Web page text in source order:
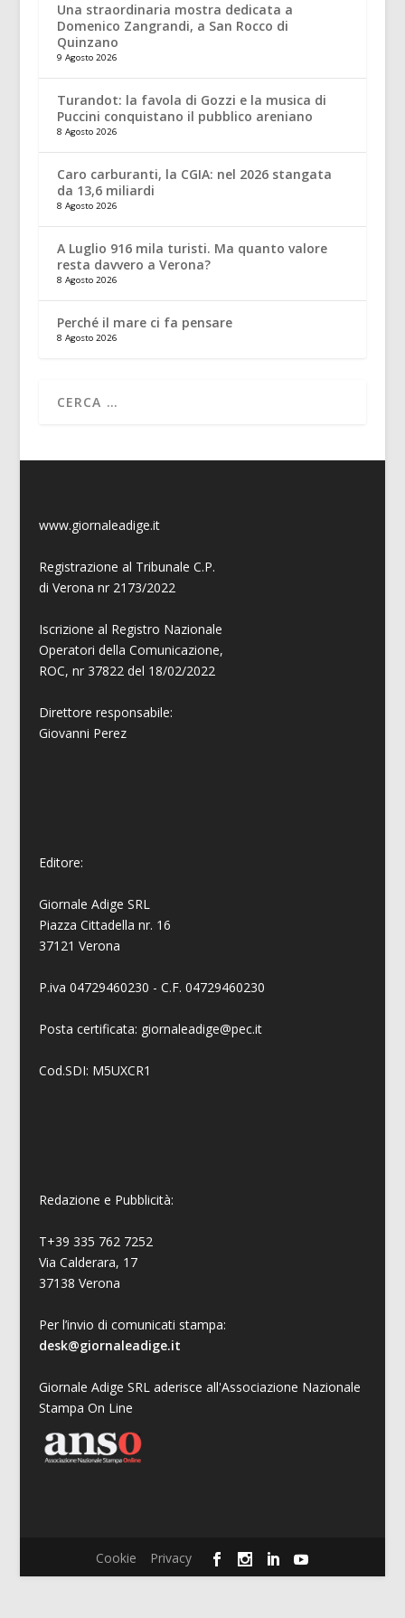
Una straordinaria mostra dedicata a
Domenico Zangrandi, a San Rocco di
Quinzano
9 Agosto 2026
Turandot: la favola di Gozzi e la musica di
Puccini conquistano il pubblico areniano
8 Agosto 2026
Caro carburanti, la CGIA: nel 2026 stangata
da 13,6 miliardi
8 Agosto 2026
A Luglio 916 mila turisti. Ma quanto valore
resta davvero a Verona?
8 Agosto 2026
Perché il mare ci fa pensare
8 Agosto 2026
www.giornaleadige.it
Registrazione al Tribunale C.P.
di Verona nr 2173/2022
Iscrizione al Registro Nazionale
Operatori della Comunicazione,
ROC, nr 37822 del 18/02/2022
Direttore responsabile:
Giovanni Perez
Editore:
Giornale Adige SRL
Piazza Cittadella nr. 16
37121 Verona
P.iva 04729460230 - C.F. 04729460230
Posta certificata: giornaleadige@pec.it
Cod.SDI: M5UXCR1
Redazione e Pubblicità:
T+39 335 762 7252
Via Calderara, 17
37138 Verona
Per l’invio di comunicati stampa:
desk@giornaleadige.it
Giornale Adige SRL aderisce all'Associazione Nazionale
Stampa On Line
Cookie Privacy